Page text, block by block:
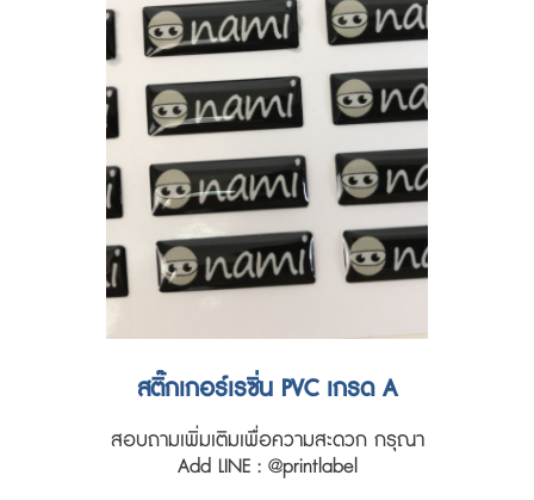
สติ๊กเกอร์เรซิ่น PVC เกรด A
สอบถามเพิ่มเติมเพื่อความสะดวก กรุณา
Add LINE : @printlabel